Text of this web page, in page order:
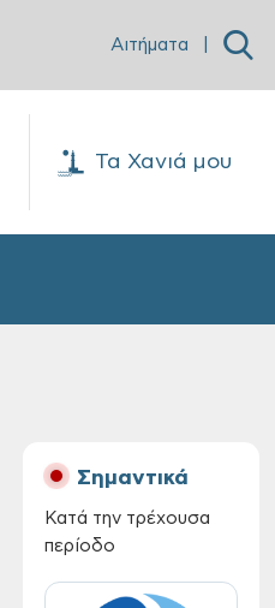
Αιτήματα
Τα Χανιά μου
Σημαντικά
Κατά την τρέχουσα
περίοδο